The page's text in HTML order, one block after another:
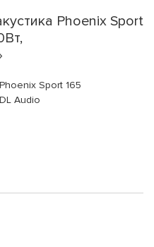
Phoenix Sport
Phoenix Sport 165
DL Audio